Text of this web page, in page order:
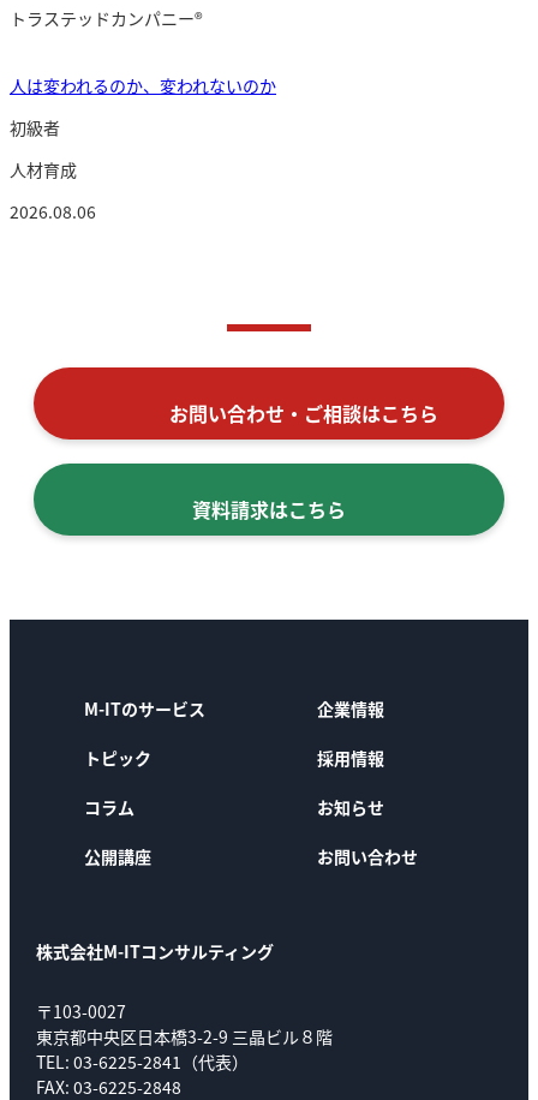
トラステッドカンパニー®︎
人は変われるのか、変われないのか
初級者
人材育成
2026.08.06
お問い合わせ・ご相談はこちら
資料請求はこちら
M-ITのサービス
トピック
コラム
公開講座
企業情報
採用情報
お知らせ
お問い合わせ
株式会社M-ITコンサルティング
〒103-0027
東京都中央区日本橋3-2-9 三晶ビル８階
TEL: 03-6225-2841（代表）
FAX: 03-6225-2848